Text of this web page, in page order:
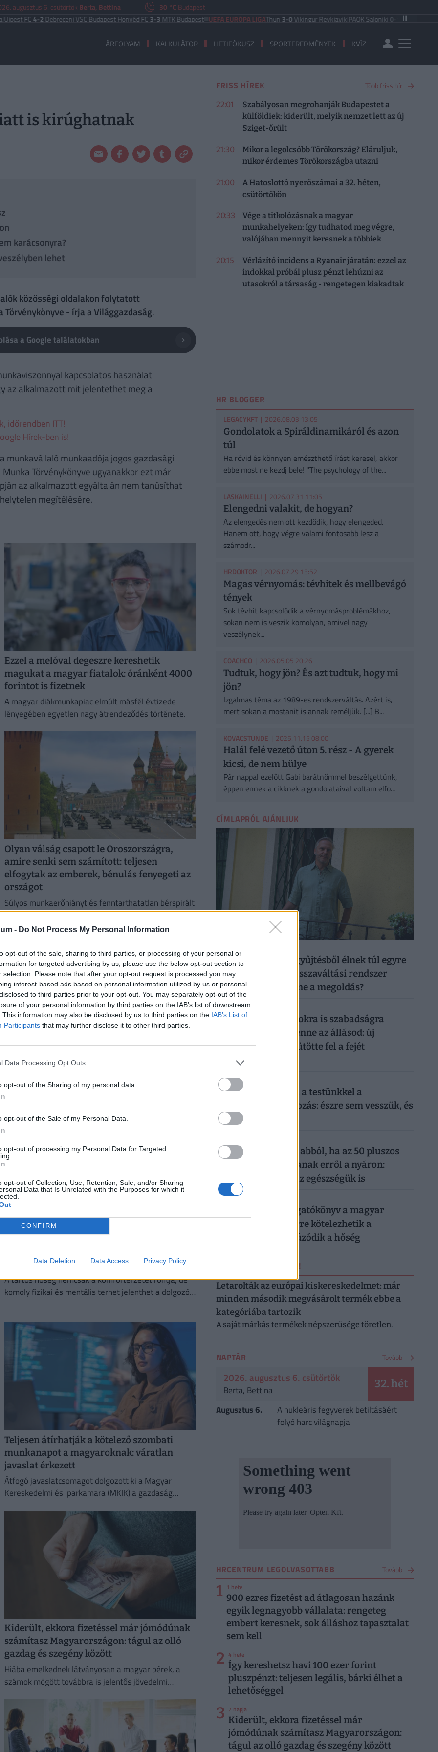
- Do Not Process My Personal Information
opt-out of the sale, sharing to third parties, or processing of your personal or
for targeted advertising by us, please use the below opt-out section to
selection. Please note that after your opt-out request is processed you may
interest-based ads based on personal information utilized by us or personal
to third parties prior to your opt-out. You may separately opt-out of the
of your personal information by third parties on the IAB’s list of downstream
This information may also be disclosed by us to third parties on the IAB’s List of
Participants that may further disclose it to other third parties.
Data Processing Opt Outs
opt-out of the Sharing of my personal data.
opt-out of the Sale of my Personal Data.
opt-out of processing my Personal Data for Targeted
opt-out of Collection, Use, Retention, Sale, and/or Sharing
Data that Is Unrelated with the Purposes for which it
CONFIRM
Data Deletion Data Access Privacy Policy
augusztus 6. csütörtök Berta, Bettina 30 °C Budapest
4-2Debreceni VSC|Budapest Honvéd FC3-3MTK Budapest UEFA EURÓPA LIGAThun3-0Vikingur Reykjavik|PAOK Saloniki0-1Anderlecht
ÁRFOLYAM KALKULÁTOR HETIFÓKUSZ SPORTEREDMÉNYEK KVÍZ
is kirúghatnak
karácsonyra?
lehet
közösségi oldalakon folytatott
- írja a Világgazdaság.
a Google találatokban
kapcsolatos használat
az alkalmazott mit jelentethet meg a
időrendben ITT!
Hírek-ben is!
munkavállaló munkaadója jogos gazdasági
Törvénykönyve ugyanakkor ezt már
az alkalmazott egyáltalán nem tanúsíthat
megítélésére.
Ezzel a melóval degeszre kereshetik
magukat a magyar fiatalok: óránként 4000
forintot is fizetnek
A magyar diákmunkapiac elmúlt másfél évtizede
lényegében egyetlen nagy átrendeződés története.
Olyan válság csapott le Oroszországra,
amire senki sem számított: teljesen
elfogytak az emberek, bénulás fenyegeti az
országot
Súlyos munkaerőhiányt és fenntarthatatlan bérspirált
okozott Oroszországban a háborús gazdálkodás.
magyar melósok: ingyen sör és jégkrém jár
A kánikula elleni védekezést bonyolítja, hogy a
energiafogyasztásukat is mérsékelniük kell.
Kegyetlen hetek várnak a dolgozó
időszak
A tartós hőség nemcsak a komfortérzetet rontja, de
komoly fizikai és mentális terhet jelenthet a dolgozók
Teljesen átírhatják a kötelező szombati
munkanapot a magyaroknak: váratlan
javaslat érkezett
Átfogó javaslatcsomagot dolgozott ki a Magyar
Kereskedelmi és Iparkamara (MKIK) a gazdaság
energiaválság kezelése érdekében.
Kiderült, ekkora fizetéssel már jómódúnak
számítasz Magyarországon: tágul az olló
gazdag és szegény között
Hiába emelkednek látványosan a magyar bérek, a
számok mögött továbbra is jelentős jövedelmi
FRISS HÍREK Több friss hír
22:01
Szabályosan megrohanják Budapestet a
külföldiek: kiderült, melyik nemzet lett az új
Sziget-őrült
21:30
Mikor a legolcsóbb Törökország? Eláruljuk,
mikor érdemes Törökországba utazni
21:00
A Hatoslottó nyerőszámai a 32. héten,
csütörtökön
20:33
Vége a titkolózásnak a magyar
munkahelyeken: így tudhatod meg végre,
valójában mennyit keresnek a többiek
20:15
Vérlázító incidens a Ryanair járatán: ezzel az
indokkal próbál plusz pénzt lehúzni az
utasokról a társaság - rengetegen kiakadtak
HR BLOGGER
LEGACYKFT| 2026.08.03 13:05
Gondolatok a Spiráldinamikáról és azon
túl
Ha rövid és könnyen emészthető írást keresel, akkor
ebbe most ne kezdj bele! "The psychology of the...
LASKAINELLI | 2026.07.31 11:05
Elengedni valakit, de hogyan?
Az elengedés nem ott kezdődik, hogy elengeded.
Hanem ott, hogy végre valami fontosabb lesz a
számodr...
HRDOKTOR | 2026.07.29 13:52
Magas vérnyomás: tévhitek és mellbevágó
tények
Sok tévhit kapcsolódik a vérnyomásproblémákhoz,
sokan nem is veszik komolyan, amivel nagy
veszélynek...
COACHCO | 2026.05.05 20:26
Tudtuk, hogy jön? És azt tudtuk, hogy mi
jön?
Izgalmas téma az 1989-es rendszerváltás. Azért is,
mert sokan a mostanit is annak reméljük. [...] B...
KOVACSTUNDE | 2025.11.15 08:00
Halál felé vezető úton 5. rész - A gyerek
kicsi, de nem hülye
Pár nappal ezelőtt Gabi barátnőmmel beszélgettünk,
éppen ennek a cikknek a gondolataival voltam elfo...
CÍMLAPRÓL AJÁNLJUK
2026. augusztus 6.
50 forintos palackgyűjtésből élnek túl egyre
többen: tényleg a visszaváltási rendszer
megszüntetése lenne a megoldás?
2026. augusztus 5.
Így mehetsz hónapokra is szabadságra
anélkül, hogy rámenne az állásod: új
munkahelyi fogás ütötte fel a fejét
Magyarországon
2026. augusztus 6.
Sokkoló, mit művel a testünkkel a
mindennapi mobilozás: észre sem vesszük, és
máris kész a baj
Komoly baj is lehet abból, ha az 50 pluszos
magyarok lemondanak erről a nyáron:
könnyen rámehet az egészségük is
2026. augusztus 6.
Készül a válságforgatókönyv a magyar
munkahelyeken: erre kötelezhetik a
dolgozókat, ha elhúzódik a hőség
ERRŐL NE MARADJ LE!
Letarolták az európai kiskereskedelmet: már
minden második megvásárolt termék ebbe a
kategóriába tartozik
A saját márkás termékek népszerűsége töretlen.
NAPTÁR Tovább
2026. augusztus 6. csütörtök
Berta, Bettina 32. hét
Augusztus 6.
A nukleáris fegyverek betiltásáért
folyó harc világnapja
HRCENTRUM LEGOLVASOTTABB Tovább
1 1 hete
900 ezres fizetést ad átlagosan hazánk
egyik legnagyobb vállalata: rengeteg
embert keresnek, sok álláshoz tapasztalat
sem kell
2 4 hete
Így kereshetsz havi 100 ezer forint
pluszpénzt: teljesen legális, bárki élhet a
lehetőséggel
3 7 napja
Kiderült, ekkora fizetéssel már
jómódúnak számítasz Magyarországon:
tágul az olló gazdag és szegény között